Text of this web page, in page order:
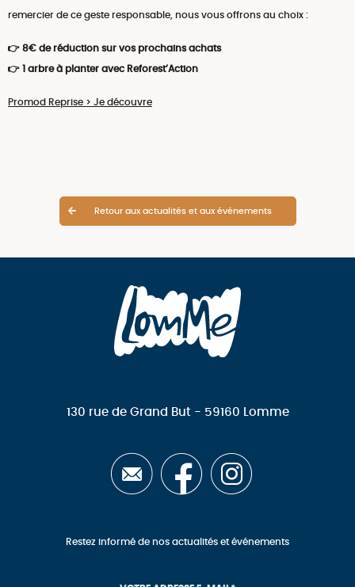
remercier de ce geste responsable, nous vous offrons au choix :
👉 8€ de réduction sur vos prochains achats
👉 1 arbre à planter avec Reforest’Action
Promod Reprise > Je découvre
Retour aux actualités et aux événements
130 rue de Grand But - 59160 Lomme
Restez informé de nos actualités et événements